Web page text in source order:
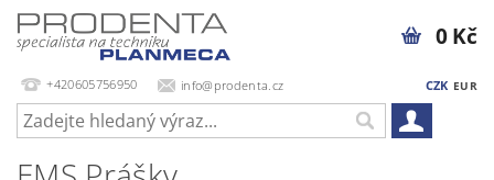
+420605756950 info@prodenta.cz CZK EUR
0 Kč